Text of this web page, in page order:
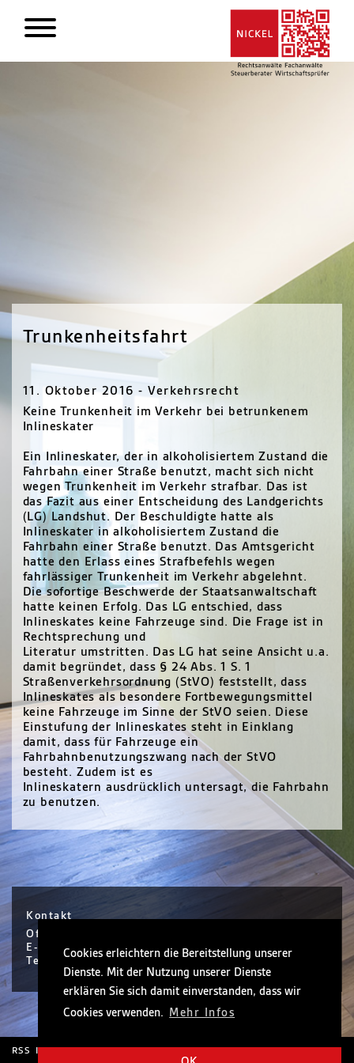
Cookies erleichtern die Bereitstellung unserer
Dienste. Mit der Nutzung unserer Dienste
erklären Sie sich damit einverstanden, dass wir
Cookies verwenden. Mehr Infos
Trunkenheitsfahrt
11. Oktober 2016 - Verkehrsrecht
Keine Trunkenheit im Verkehr bei betrunkenem
Inlineskater
Ein Inlineskater, der in alkoholisiertem Zustand die
Fahrbahn einer Straße benutzt, macht sich nicht
wegen Trunkenheit im Verkehr strafbar. Das ist
das Fazit aus einer Entscheidung des Landgerichts
(LG) Landshut. Der Beschuldigte hatte als
Inlineskater in alkoholisiertem Zustand die
Fahrbahn einer Straße benutzt. Das Amtsgericht
hatte den Erlass eines Strafbefehls wegen
fahrlässiger Trunkenheit im Verkehr abgelehnt.
Die sofortige Beschwerde der Staatsanwaltschaft
hatte keinen Erfolg. Das LG entschied, dass
Inlineskates keine Fahrzeuge sind. Die Frage ist in
Rechtsprechung und
Literatur umstritten. Das LG hat seine Ansicht u.a.
damit begründet, dass § 24 Abs. 1 S. 1
Straßenverkehrsordnung (StVO) feststellt, dass
Inlineskates als besondere Fortbewegungsmittel
keine Fahrzeuge im Sinne der StVO seien. Diese
Einstufung der Inlineskates steht in Einklang
damit, dass für Fahrzeuge ein
Fahrbahnbenutzungszwang nach der StVO
besteht. Zudem ist es
Inlineskatern ausdrücklich untersagt, die Fahrbahn
zu benutzen.
Kontakt
Office Hanau / Sophie Scholl Platz 6 / Hanau
E-Mail info@nickel.de
Tel +49 (0)6181 30410-0
RSS Impressum Rechtliche Hinweise